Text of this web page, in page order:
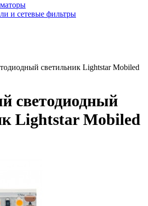
и сетевые фильтры
светильник Lightstar Mobiled
светодиодный
Lightstar Mobiled